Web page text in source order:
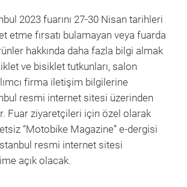
2023 fuarını 27-30 Nisan tarihleri
etme fırsatı bulamayan veya fuarda
hakkında daha fazla bilgi almak
ve bisiklet tutkunları, salon
firma iletişim bilgilerine
resmi internet sitesi üzerinden
Fuar ziyaretçileri için özel olarak
“Motobike Magazine” e-dergisi
resmi internet sitesi
açık olacak.